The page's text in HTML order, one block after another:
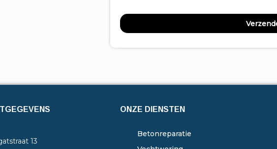
13
ONZE DIENSTEN
Betonreparatie